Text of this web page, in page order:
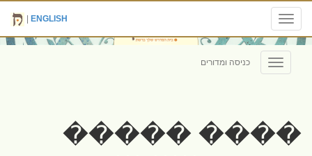
Toggle
navigation
ENGLISH
Toggle
navigation
כניסה ומדורים
���� �����